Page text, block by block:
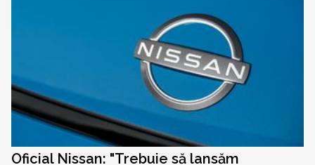
Oficial Nissan: "Trebuie să lansăm